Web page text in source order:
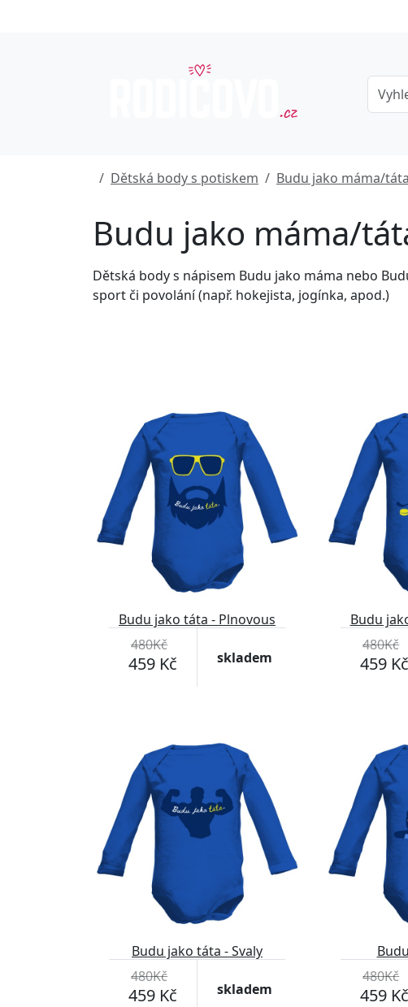
Dětská body s potiskem Budu jako máma/táta
Budu jako máma/
Dětská body s nápisem Budu jako máma nebo
sport či povolání (např. hokejista, jogínka, apod.)
Budu jako táta - Plnovous
480Kč
459 Kč skladem
Budu
480Kč
459 Kč
Budu jako táta - Svaly
480Kč
459 Kč skladem
480Kč
459 Kč